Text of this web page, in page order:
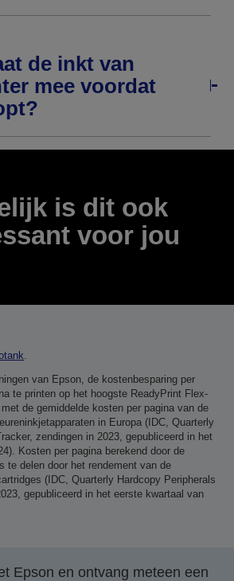
de inkt van
mee voordat
is dit ook
voor jou
van Epson, de kostenbesparing per
te printen op het hoogste ReadyPrint Flex-
de gemiddelde kosten per pagina van de
in Europa (IDC, Quarterly
zendingen in 2023, gepubliceerd in het
Kosten per pagina berekend door de
te delen door het rendement van de
(IDC, Quarterly Hardcopy Peripherals
gepubliceerd in het eerste kwartaal van
Epson en ontvang meteen een